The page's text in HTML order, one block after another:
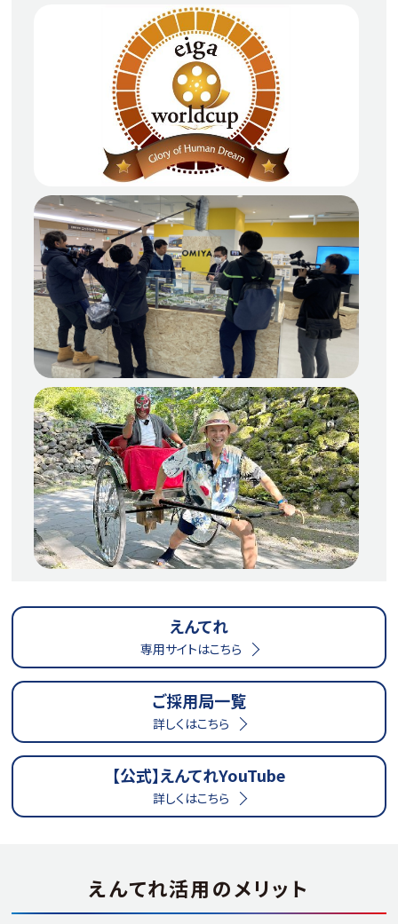
えんてれ
専用サイトはこちら
ご採用局一覧
詳しくはこちら
【公式】えんてれYouTube
詳しくはこちら
えんてれ活用のメリット